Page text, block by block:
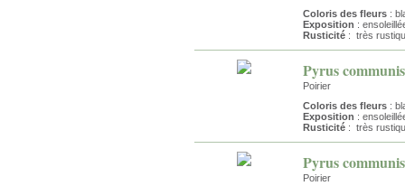
Coloris des fleurs :
Exposition :
Rusticité : très
Pyrus
Poirier
Coloris des fleurs :
Exposition :
Rusticité : très
Pyrus
Poirier